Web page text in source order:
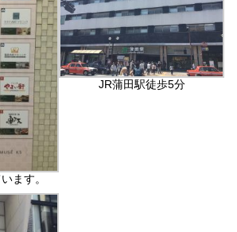
ます。
JR蒲田駅徒歩5分